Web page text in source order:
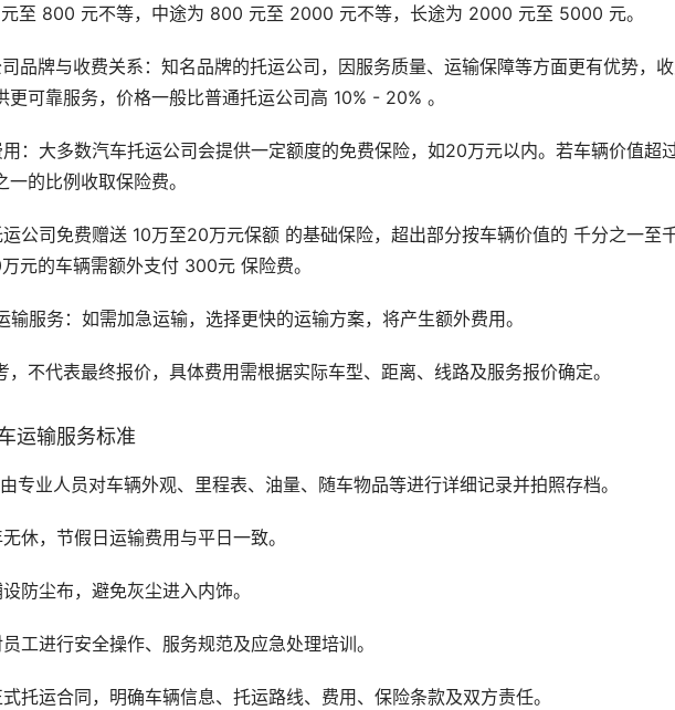
至 800 元不等，中途为 800 元至 2000 元不等，长途为 2000 元至 5000 元。
品牌与收费关系：知名品牌的托运公司，因服务质量、运输保障等方面更有优势，
可靠服务，价格一般比普通托运公司高 10% - 20% 。
：大多数汽车托运公司会提供一定额度的免费保险，如20万元以内。若车辆价值超
的比例收取保险费。
公司免费赠送 10万至20万元保额 的基础保险，超出部分按车辆价值的 千分之一至
元的车辆需额外支付 300元 保险费。
输服务：如需加急运输，选择更快的运输方案，将产生额外费用。
不代表最终报价，具体费用需根据实际车型、距离、线路及服务报价确定。
运输服务标准
专业人员对车辆外观、里程表、油量、随车物品等进行详细记录并拍照存档。
休，节假日运输费用与平日一致。
防尘布，避免灰尘进入内饰。
工进行安全操作、服务规范及应急处理培训。
托运合同，明确车辆信息、托运路线、费用、保险条款及双方责任。